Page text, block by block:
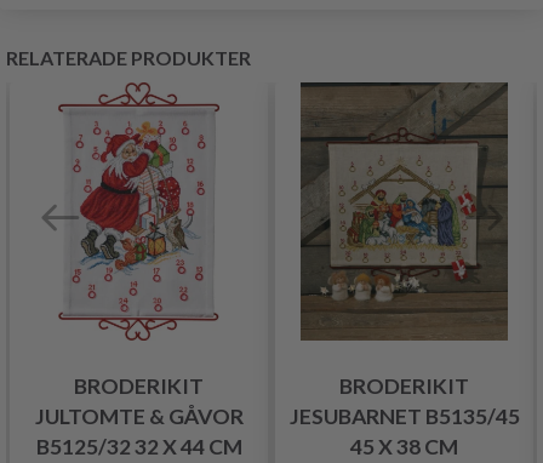
RELATERADE PRODUKTER
BRODERIKIT
JULTOMTE & GÅVOR
B5125/32 32 X 44 CM
BRODERIKIT
JESUBARNET B5135/45
45 X 38 CM